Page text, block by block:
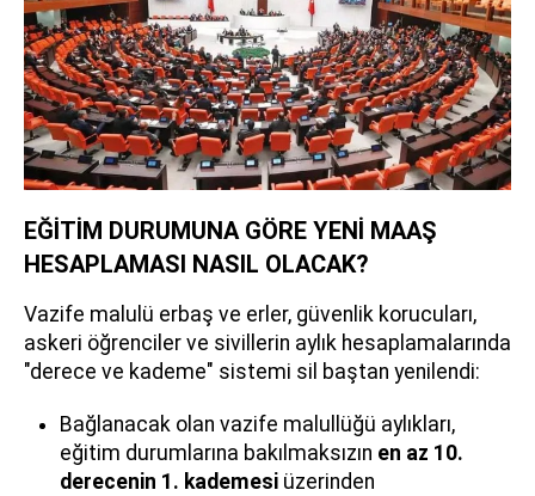
EĞİTİM DURUMUNA GÖRE YENİ MAAŞ
HESAPLAMASI NASIL OLACAK?
Vazife malulü erbaş ve erler, güvenlik korucuları,
askeri öğrenciler ve sivillerin aylık hesaplamalarında
"derece ve kademe" sistemi sil baştan yenilendi:
Bağlanacak olan vazife malullüğü aylıkları,
eğitim durumlarına bakılmaksızın en az 10.
derecenin 1. kademesi üzerinden